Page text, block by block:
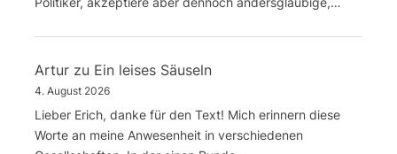
Artur zu Ein leises Säuseln
4. August 2026
Lieber Erich, danke für den Text! Mich erinnern diese
Worte an meine Anwesenheit in verschiedenen